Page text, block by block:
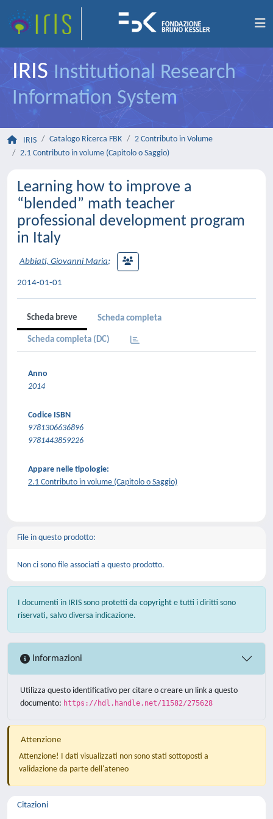
IRIS Institutional Research
Information System
IRIS Catalogo Ricerca FBK
2 Contributo in Volume
2.1 Contributo in volume (Capitolo o Saggio)
Learning how to improve a
“blended” math teacher
professional development program
in Italy
Abbiati, Giovanni Maria;
2014-01-01
Scheda breve Scheda completa
Scheda completa (DC)
Anno
2014
Codice ISBN
9781306636896
9781443859226
Appare nelle tipologie:
2.1 Contributo in volume (Capitolo o Saggio)
File in questo prodotto:
Non ci sono file associati a questo prodotto.
I documenti in IRIS sono protetti da copyright e tutti i diritti sono
riservati, salvo diversa indicazione.
Informazioni
Utilizza questo identificativo per citare o creare un link a questo
documento: https://hdl.handle.net/11582/275628
Attenzione
Attenzione! I dati visualizzati non sono stati sottoposti a
validazione da parte dell'ateneo
Citazioni